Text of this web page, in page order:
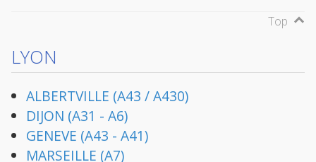
Top
LYON
ALBERTVILLE (A43 / A430)
DIJON (A31 - A6)
GENEVE (A43 - A41)
MARSEILLE (A7)